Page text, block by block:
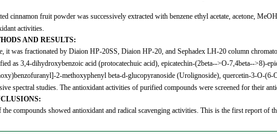
cinnamon fruit powder was successively extracted with benzene ethyl acetate, acetone,
activities.
AND RESULTS:
it was fractionated by Diaion HP-20SS, Diaion HP-20, and Sephadex LH-20 column
as 3,4-dihydroxybenzoic acid (protocatechuic acid), epicatechin-(2beta-->O-7,4beta--
2-methoxyphenyl beta-d-glucopyranoside (Urolignoside), quercetin-3-O-
spectral studies. The antioxidant activities of purified compounds were screened for their
compounds showed antioxidant and radical scavenging activities. This is the first report